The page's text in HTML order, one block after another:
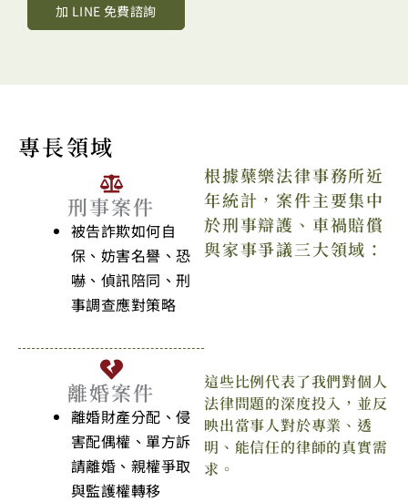
加 LINE 免費諮詢
專長領域
刑事案件
被告詐欺如何自
保、妨害名譽、恐
嚇、偵訊陪同、刑
事調查應對策略
離婚案件
離婚財產分配、侵
害配偶權、單方訴
請離婚、親權爭取
與監護權轉移
根據蘗樂法律事務所近
年統計，案件主要集中
於刑事辯護、車禍賠償
與家事爭議三大領域：
這些比例代表了我們對個人
法律問題的深度投入，並反
映出當事人對於專業、透
明、能信任的律師的真實需
求。